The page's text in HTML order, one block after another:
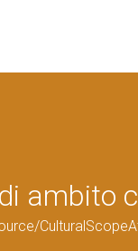
ambito